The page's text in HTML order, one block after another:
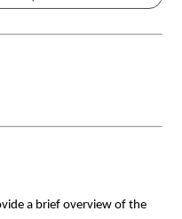
a brief overview of the